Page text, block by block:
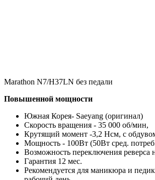
Marathon N7/H37LN без педали
Повышенной мощности
Южная Корея- Saeyang (оригинал)
Скорость вращения - 35 000 об/мин,
Крутящий момент -3,2 Нсм, с
Мощность - 100Вт (50Вт сред.
Возможность переключения реверса
Гарантия 12 мес.
Рекомендуется для маникюра и